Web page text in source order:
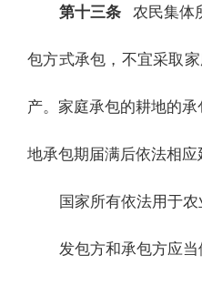
第十三条 农民集体
包方式承包，不宜采取
产。家庭承包的耕地的
地承包期届满后依法相应
国家所有依法用于
发包方和承包方应